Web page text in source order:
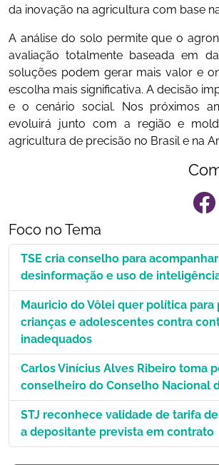
da inovação na agricultura com base
A análise do solo permite que o
avaliação totalmente baseada em
soluções podem gerar mais valor e
escolha mais significativa. A decisão
e o cenário social. Nos próximos
evoluirá junto com a região e
agricultura de precisão no Brasil e na
Foco no Tema
TSE cria conselho para acompanhar
desinformação e uso de
Mauricio do Vôlei quer política para
crianças e adolescentes contra
inadequados
Carlos Vinícius Alves Ribeiro toma
conselheiro do Conselho Nacional
STJ reconhece validade de tarifa
a depositante prevista em contrato